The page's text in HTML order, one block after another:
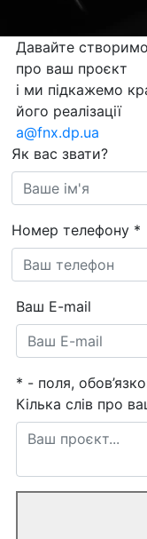
Давайте створимо
про ваш проєкт
і ми підкажемо
його реалізації
a@fnx.dp.ua
Як вас звати?
Номер телефону *
Ваш E-mail
* - поля,
Кілька слів про